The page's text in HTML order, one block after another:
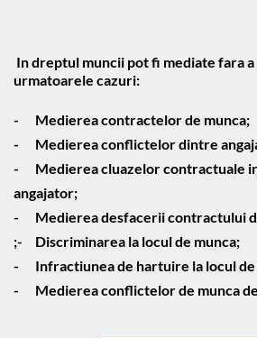
urmatoarele cazuri:
-	Medierea contractelor de munca;
-	Medierea conflictelor dintre
-	Medierea cluazelor contractuale intre angajat si
angajator;
-	Medierea desfacerii contractului
;-	Discriminarea la locul de munca;
-	Infractiunea de hartuire la locul
-	Medierea conflictelor de munca